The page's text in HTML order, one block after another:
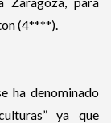
(4****).
ha denominado
ya que